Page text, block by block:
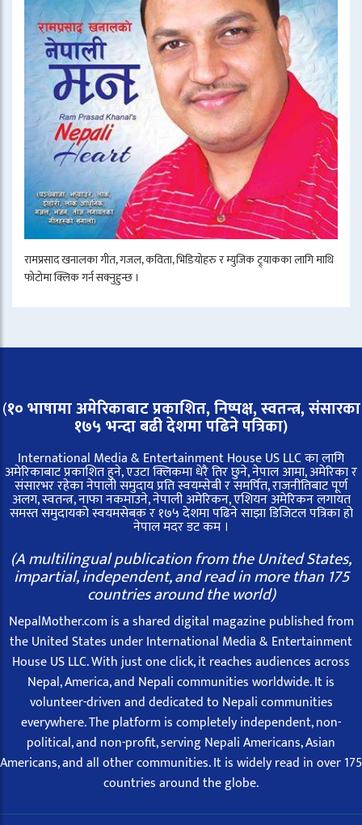
रामप्रसाद खनालका गीत, गजल, कविता, भिडियोहरु र म्युजिक ट्र्याकका लागि माथि
फोटोमा क्लिक गर्न सक्नुहुन्छ ।
(१० भाषामा अमेरिकाबाट प्रकाशित, निष्पक्ष, स्वतन्त्र,संसारका
१७५ भन्दा बढी देशमा पढिने पत्रिका)
International Media & Entertainment House US LLC का लागि
अमेरिकाबाट प्रकाशित हुने, एउटा क्लिकमा धेरै तिर छुने, नेपाल आमा, अमेरिका र
संसारभर रहेका नेपाली समुदाय प्रति स्वयम्सेबी र समर्पित, राजनीतिबाट पूर्ण
अलग, स्वतन्त्र, नाफा नकमाउने, नेपाली अमेरिकन, एशियन अमेरिकन लगायत
समस्त समुदायको स्वयमसेबक र १७५ देशमा पढिने साझा डिजिटल पत्रिका हो
नेपाल मदर डट कम ।
(A multilingual publication from the United States,
impartial, independent, and read in more than 175
countries around the world)
NepalMother.com is a shared digital magazine published from
the United States under International Media & Entertainment
House US LLC. With just one click, it reaches audiences across
Nepal, America, and Nepali communities worldwide. It is
volunteer-driven and dedicated to Nepali communities
everywhere. The platform is completely independent, non-
political, and non-profit, serving Nepali Americans, Asian
Americans, and all other communities. It is widely read in over 175
countries around the globe.